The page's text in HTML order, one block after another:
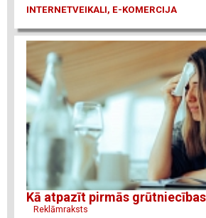
INTERNETVEIKALI, E-KOMERCIJA
Kā atpazīt pirmās
Reklāmraksts